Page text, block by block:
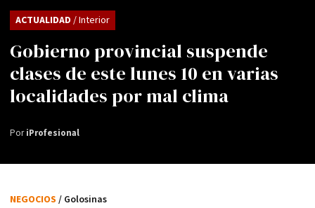
Gobierno provincial suspende
clases de este lunes 10 en varias
localidades por mal clima
ACTUALIDAD / Interior
PoriProfesional
NEGOCIOS / Golosinas